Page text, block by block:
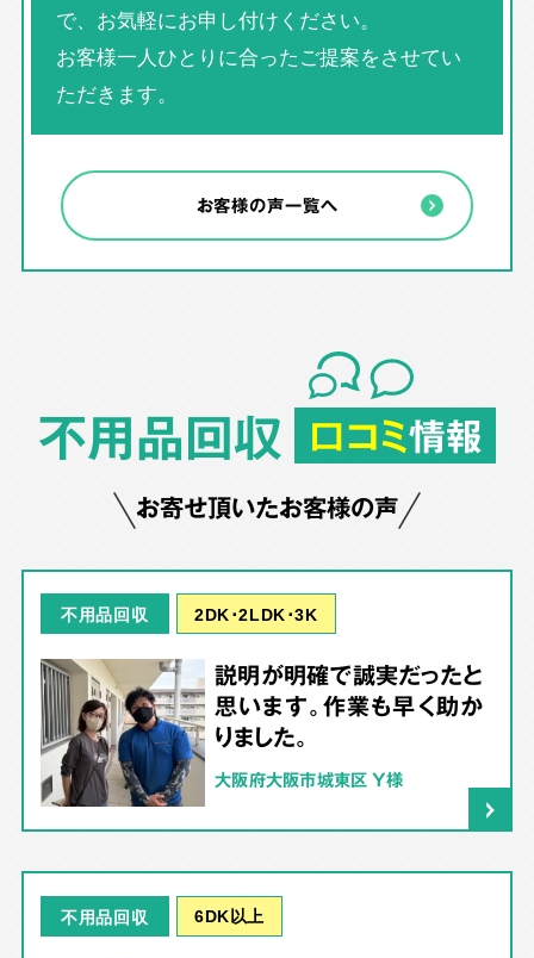
で、お気軽にお申し付けください。
お客様一人ひとりに合ったご提案をさせてい
ただきます。
お客様の声一覧へ
不用品回収 口コミ情報
お寄せ頂いたお客様の声
不用品回収 2DK･2LDK･3K
説明が明確で誠実だったと
思います。作業も早く助か
りました。
大阪府大阪市城東区 Y様
不用品回収 6DK以上